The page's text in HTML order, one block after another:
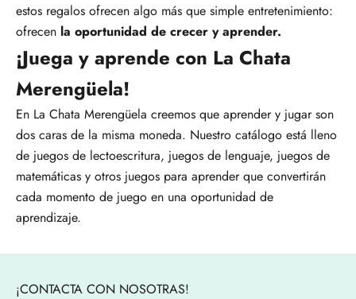
estos regalos ofrecen algo más que simple entretenimiento:
ofrecen la oportunidad de crecer y aprender.
¡Juega y aprende con La Chata
Merengüela!
En La Chata Merengüela creemos que aprender y jugar son
dos caras de la misma moneda. Nuestro catálogo está lleno
de juegos de lectoescritura, juegos de lenguaje, juegos de
matemáticas y otros juegos para aprender que convertirán
cada momento de juego en una oportunidad de
aprendizaje.
¡CONTACTA CON NOSOTRAS!